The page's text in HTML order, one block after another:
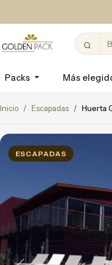
Packs Más
Inicio Escapadas Huerta
ESCAPADAS